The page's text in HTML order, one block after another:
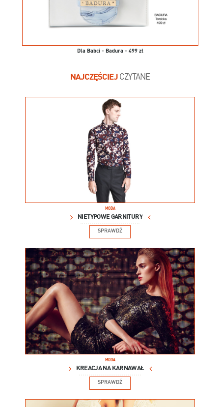
Dla Babci - Badura - 499 zł
NAJCZĘŚCIEJCZYTANE
MODA
NIETYPOWE GARNITURY
SPRAWDŹ
MODA
KREACJA NA KARNAWAŁ
SPRAWDŹ